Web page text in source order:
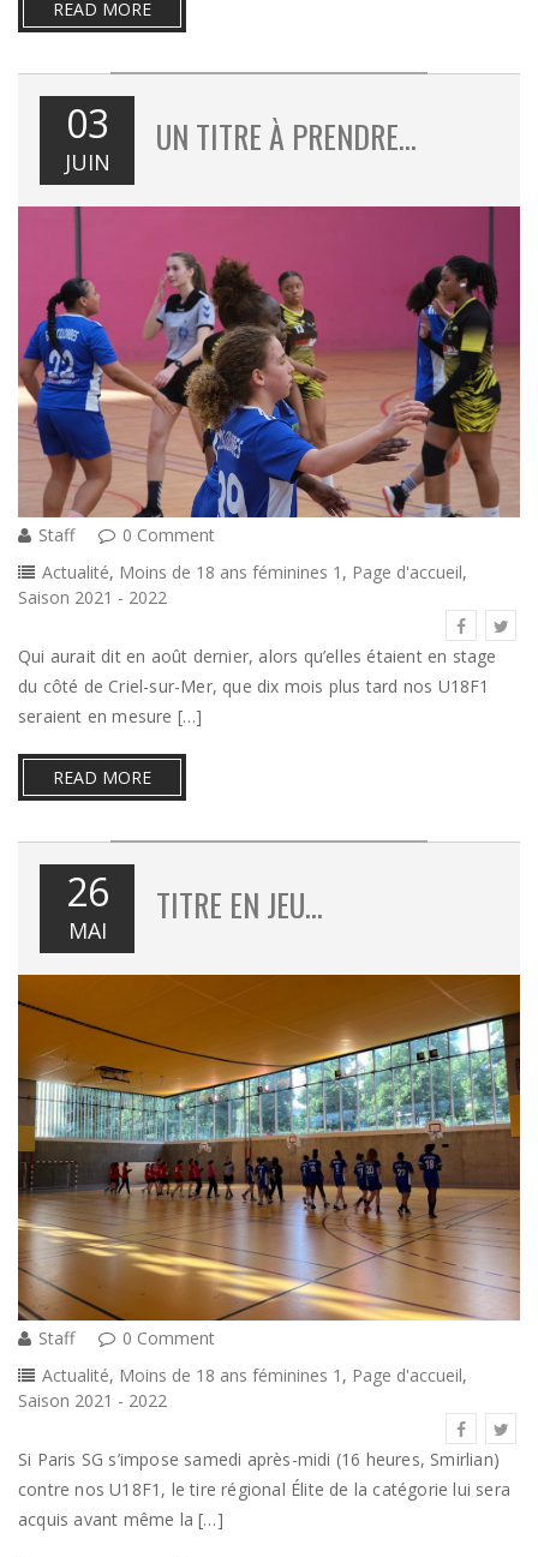
READ MORE
03
JUIN
UN TITRE À PRENDRE…
Staff
0 Comment
Actualité, Moins de 18 ans féminines 1 , Page d'accueil,
Saison 2021 - 2022
Qui aurait dit en août dernier, alors qu’elles étaient en stage
du côté de Criel-sur-Mer, que dix mois plus tard nos U18F1
seraient en mesure […]
READ MORE
26
MAI
TITRE EN JEU…
Staff
0 Comment
Actualité, Moins de 18 ans féminines 1 , Page d'accueil,
Saison 2021 - 2022
Si Paris SG s’impose samedi après-midi (16 heures, Smirlian)
contre nos U18F1, le tire régional Élite de la catégorie lui sera
acquis avant même la […]